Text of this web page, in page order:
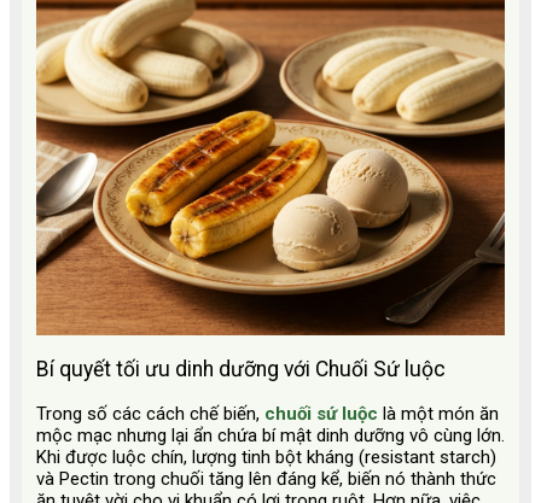
Bí quyết tối ưu dinh dưỡng với Chuối Sứ luộc
Trong số các cách chế biến, chuối sứ luộc là một món ăn
mộc mạc nhưng lại ẩn chứa bí mật dinh dưỡng vô cùng lớn.
Khi được luộc chín, lượng tinh bột kháng (resistant starch)
và Pectin trong chuối tăng lên đáng kể, biến nó thành thức